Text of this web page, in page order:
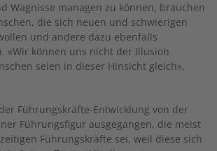
Wagnisse managen zu können, brauchen
die sich neuen und schwierigen
und andere dazu ebenfalls
«Wir können uns nicht der Illusion
seien in dieser Hinsicht gleich»,
Führungskräfte-Entwicklung von der
Führungsfigur ausgegangen, die meist
Führungskräfte sei, weil diese sich